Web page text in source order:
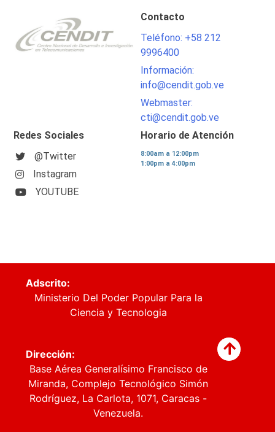
Contacto
Teléfono: +58 212
9996400
Información:
info@cendit.gob.ve
Webmaster:
cti@cendit.gob.ve
Redes Sociales
@Twitter
Instagram
YOUTUBE
Horario de Atención
8:00am a 12:00pm
1:00pm a 4:00pm
Adscrito:
Ministerio Del Poder Popular Para la
Ciencia y Tecnologia
Dirección:
Base Aérea Generalísimo Francisco de
Miranda, Complejo Tecnológico Simón
Rodríguez, La Carlota, 1071, Caracas -
Venezuela.